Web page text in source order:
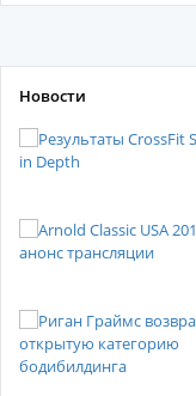
Новости